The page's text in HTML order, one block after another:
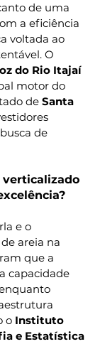
de uma
a eficiência
voltada ao
O
do Rio Itajaí
motor do
de Santa
de
verticalizado
e o
areia na
que a
capacidade
o Instituto
e Estatística